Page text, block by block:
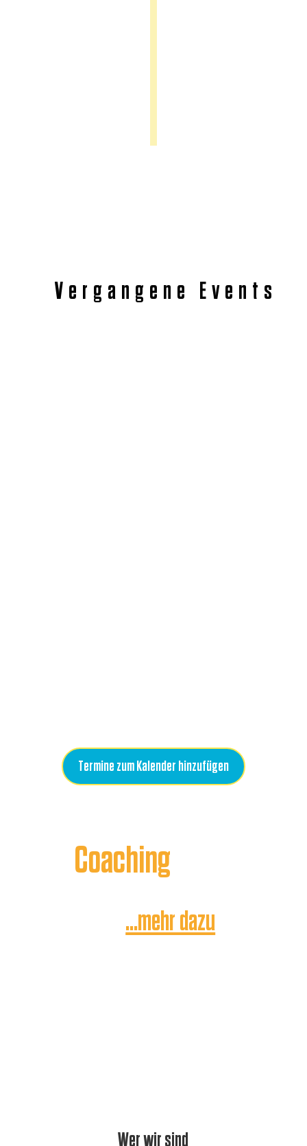
Vergangene Events
Termine zum Kalender hinzufügen
Coaching
…mehr dazu
Wer wir sind